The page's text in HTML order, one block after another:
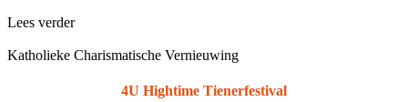
Lees verder
Katholieke Charismatische Vernieuwing
4U Hightime Tienerfestival